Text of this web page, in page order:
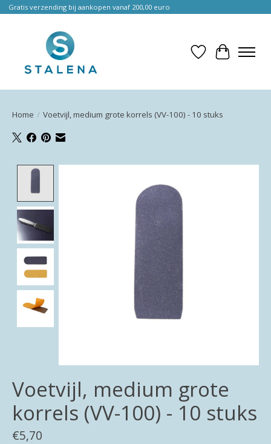
Gratis verzending bij aankopen vanaf 200,00 euro
Verlanglijst
Home / Voetvijl, medium grote korrels (VV-100) - 10 stuks
Voetvijl, medium grote
korrels (VV-100) - 10 stuks
€5,70